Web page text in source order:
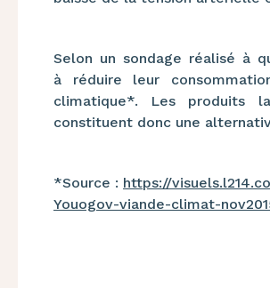
Selon un sondage réalisé à
à réduire leur
climatique*. Les produits
constituent donc une
*Source : https://
Youogov-viande-climat-